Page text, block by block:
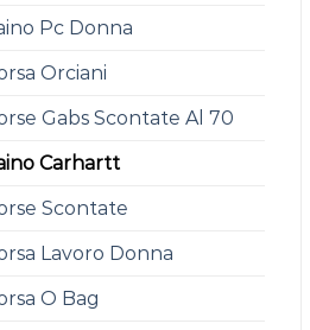
Pc Donna
Orciani
Gabs Scontate Al 70
Carhartt
Scontate
Lavoro Donna
O Bag